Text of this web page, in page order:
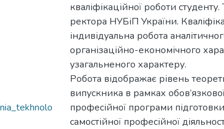
кваліфікаційної роботи
ректора НУБіП України.
індивідуальна робота
організаційно-економічного
узагальненого характеру.
Робота відображає рівень
випускника в рамках
професійної програми
самостійної професійної